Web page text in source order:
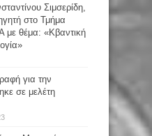
Σιμσερίδη,
στο Τμήμα
με θέμα: «Κβαντική
για την
σε μελέτη